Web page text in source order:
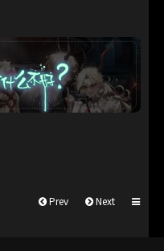
Prev Next